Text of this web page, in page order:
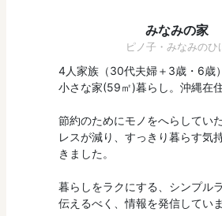
みなみの家
ピノ子・みなみのひ
4人家族（30代夫婦＋3歳・6歳）
小さな家(59㎡)暮らし。沖縄在住
節約のためにモノをへらしてい
レスが減り、すっきり暮らす気
きました。
暮らしをラクにする、シンプル
伝えるべく、情報を発信していま